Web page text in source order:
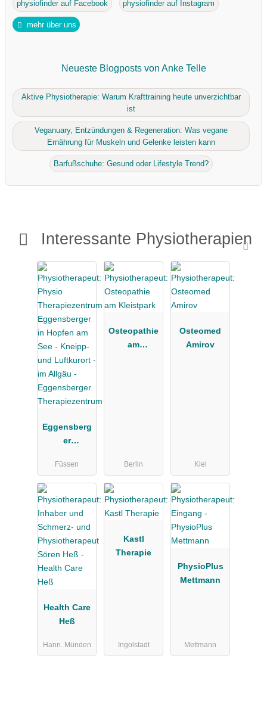
Interessante Physiotherapien
Eggensberg
er
trum
Füssen
Osteopathie
am
Berlin
Osteomed
Amirov
Kiel
Health Care
Heß
Hann. Münden
Kastl
Therapie
Ingolstadt
PhysioPlus
Mettmann
Mettmann
physiofinder auf Facebook physiofinder auf Instagram
mehr über uns
Neueste Blogposts von Anke Telle
Aktive Physiotherapie: Warum Krafttraining heute unverzichtbar
ist
Veganuary, Entzündungen & Regeneration: Was vegane
Ernährung für Muskeln und Gelenke leisten kann
Barfußschuhe: Gesund oder Lifestyle Trend?